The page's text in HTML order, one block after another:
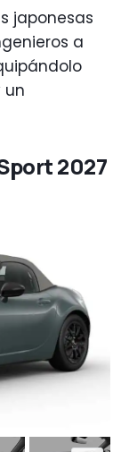
japonesas
a
un
2027